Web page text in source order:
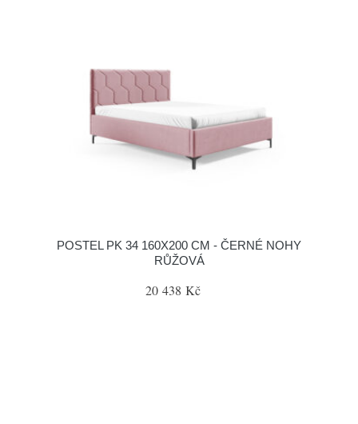
POSTEL PK 34 160X200 CM - ČERNÉ NOHY
RŮŽOVÁ
20 438 Kč